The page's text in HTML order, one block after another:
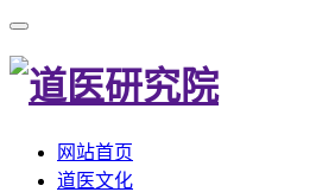
网站首页
道医文化